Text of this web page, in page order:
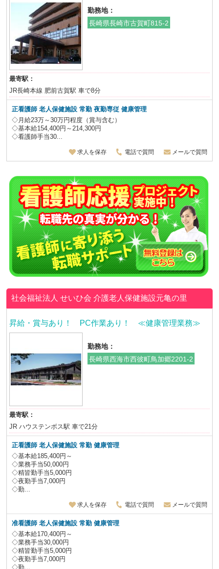
勤務地：
長崎県長崎市古賀町815-2
最寄駅：
JR長崎本線 肥前古賀駅 車で8分
正看護師 老人保健施設常勤夜勤専従 健康管理
◇月給23万～30万円程度（賞与含む）
◇基本給154,400円～214,300円
◇看護師手当30...
求人を保存 電話で質問 メールで質問
社会福祉法人 せいひ会介護老人保健施設元亀の里
昇給・賞与あり！ PC作業あり！ ≪健康管理業務≫
勤務地：
長崎県西海市西彼町鳥加郷2201-2
最寄駅：
JR ハウステンボス駅 車で21分
正看護師 老人保健施設常勤 健康管理
◇基本給185,400円～
◇業務手当50,000円
◇精皆勤手当5,000円
◇夜勤手当7,000円
◇勤...
求人を保存 電話で質問 メールで質問
准看護師 老人保健施設常勤 健康管理
◇基本給170,400円～
◇業務手当30,000円
◇精皆勤手当5,000円
◇夜勤手当7,000円
◇勤...